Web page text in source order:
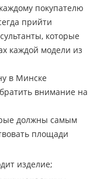
покупателю
прийти
которые
каждой модели из
в Минске
внимание на
должны самым
площади
изделие;